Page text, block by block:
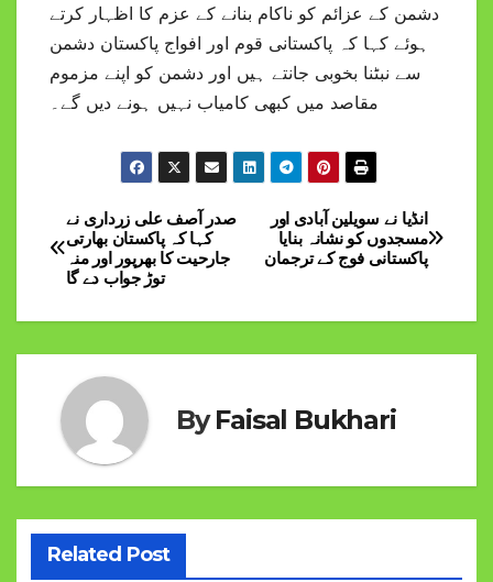
دشمن کے عزائم کو ناکام بنانے کے عزم کا اظہار کرتے
ہوئے کہا کہ پاکستانی قوم اور افواج پاکستان دشمن
سے نبٹنا بخوبی جانتے ہیں اور دشمن کو اپنے مزموم
مقاصد میں کبھی کامیاب نہیں ہونے دیں گے۔
Post
navigation
انڈیا نے سویلین آبادی اور
مسجدوں کو نشانہ بنایا
پاکستانی فوج کے ترجمان
صدر آصف علی زرداری نے
کہا کہ پاکستان بھارتی
جارحیت کا بھرپور اور منہ
توڑ جواب دے گا
ByFaisal Bukhari
Related Post